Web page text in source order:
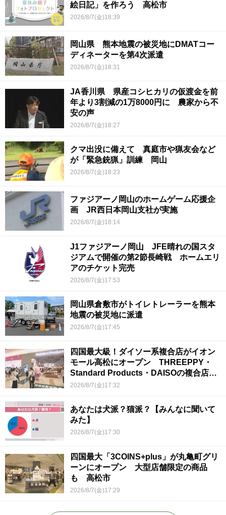
絵日記」を作ろう 高松市
2026/8/7(金)18:39
岡山県 熊本地震の被災地にDMATコー
ディネーターを第4次派遣
2026/8/7(金)18:31
JA香川県 県産コシヒカリの仮渡金を前
年より3割減の1万8000円に 農家から不
安の声
2026/8/7(金)18:27
クマ出没に備えて 真庭市や猟友会など
が「緊急銃猟」訓練 岡山
2026/8/7(金)18:23
ファジアーノ岡山のホームゲーム応援企
画 JR西日本岡山支社が実施
2026/8/7(金)18:14
J1ファジアーノ岡山 JFE晴れの国スタ
ジアムで開催の第2節長崎戦 ホームエリ
アのチケット完売
2026/8/7(金)17:53
岡山県倉敷市がトイレトレーラーを熊本
地震の被災地に派遣
2026/8/7(金)17:45
四国最大級！ダイソー系複合店がイオン
モール高松にオープン THREEPPY・
Standard Products・DAISOの複合店は
香川県初
2026/8/7(金)17:32
あなたは犬派？猫派？【みんなに聞いて
みた】
2026/8/7(金)17:30
四国最大「3COINS+plus」が丸亀町グリ
ーンにオープン 大型店舗限定の商品
も 高松市
2026/8/7(金)17:29